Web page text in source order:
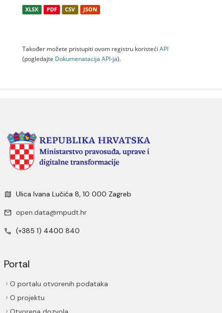
XLSX PDF CSV JSON
Također možete pristupiti ovom registru koristeći API
(pogledajte Dokumenаtаcijа API-jа).